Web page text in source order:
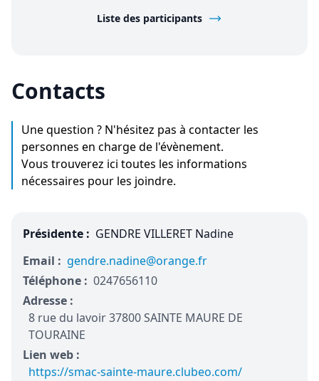
Liste des participants
Contacts
Une question ? N'hésitez pas à contacter les
personnes en charge de l'évènement.
Vous trouverez ici toutes les informations
nécessaires pour les joindre.
Présidente : GENDRE VILLERET Nadine
Email : gendre.nadine@orange.fr
Téléphone : 0247656110
Adresse :
8 rue du lavoir 37800 SAINTE MAURE DE
TOURAINE
Lien web :
https://smac-sainte-maure.clubeo.com/